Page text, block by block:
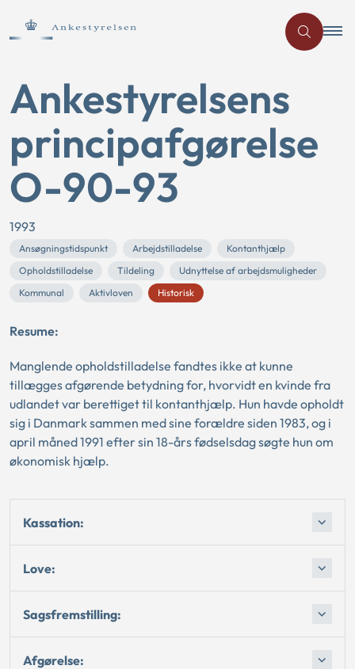
Ankestyrelsens
principafgørelse
O-90-93
1993
Ansøgningstidspunkt Arbejdstilladelse
Kontanthjælp
Opholdstilladelse
Tildeling
Udnyttelse af arbejdsmuligheder
Kommunal
Aktivloven Historisk
Resume:
Manglende opholdstilladelse fandtes ikke at kunne
tillægges afgørende betydning for, hvorvidt en kvinde fra
udlandet var berettiget til kontanthjælp. Hun havde opholdt
sig i Danmark sammen med sine forældre siden 1983, og i
april måned 1991 efter sin 18-års fødselsdag søgte hun om
økonomisk hjælp.
Kassation:
Love:
Sagsfremstilling:
Afgørelse: